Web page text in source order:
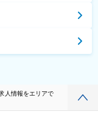
人情報をエリアで